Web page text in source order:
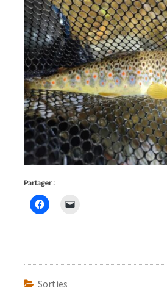
Partager :
Sorties